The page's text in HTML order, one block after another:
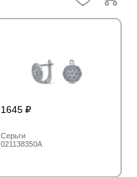
1645
Серьги
021138350A